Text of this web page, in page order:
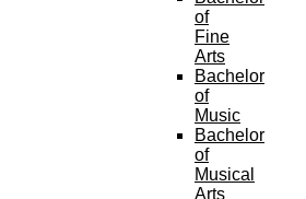
of
Fine
Arts
Bachelor
of
Music
Bachelor
of
Musical
Arts